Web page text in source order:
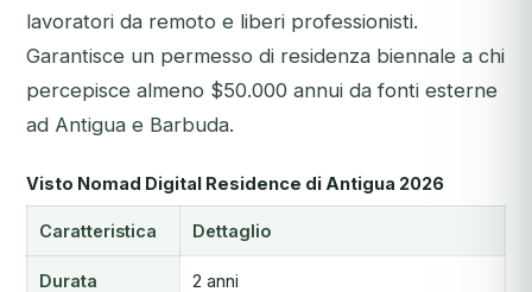
lavoratori da remoto e liberi professionisti.
Garantisce un permesso di residenza biennale a chi
percepisce almeno $50.000 annui da fonti esterne
ad Antigua e Barbuda.
Visto Nomad Digital Residence di Antigua 2026
Caratteristica Dettaglio
Durata 2 anni